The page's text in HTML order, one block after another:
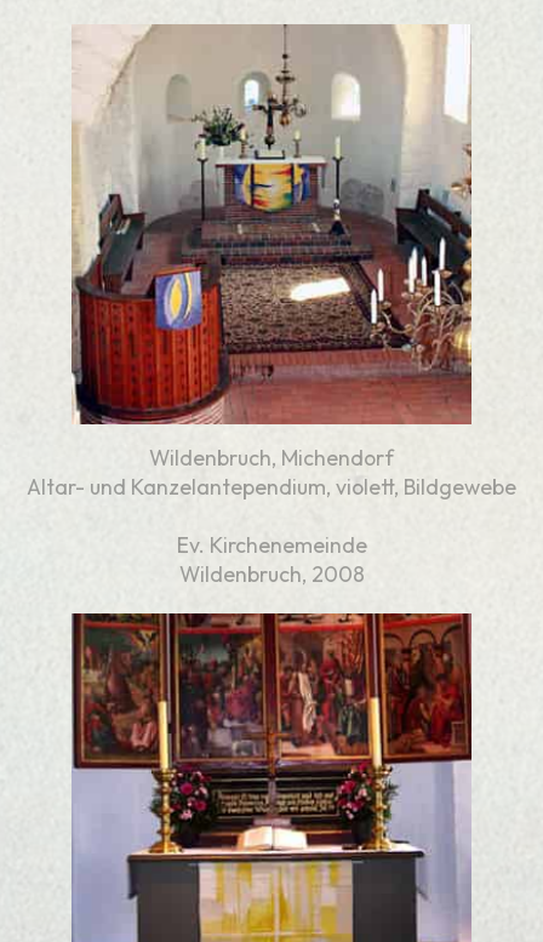
Wildenbruch, Michendorf
Altar- und Kanzelantependium, violett, Bildgewebe
Ev. Kirchenemeinde
Wildenbruch, 2008